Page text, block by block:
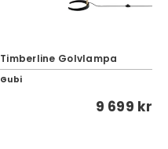
Timberline Golvlampa
Gubi
9 699 kr